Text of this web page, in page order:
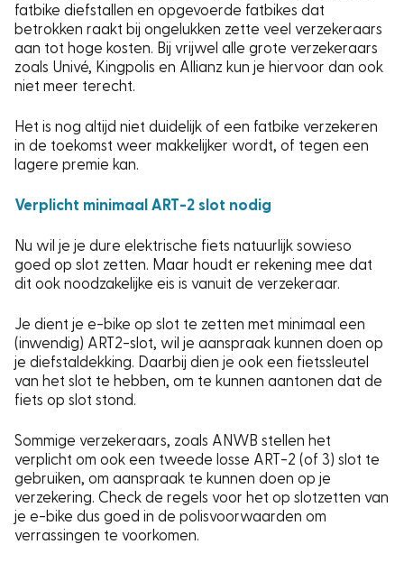
fatbike diefstallen en opgevoerde fatbikes dat
betrokken raakt bij ongelukken zette veel verzekeraars
aan tot hoge kosten. Bij vrijwel alle grote verzekeraars
zoals Univé, Kingpolis en Allianz kun je hiervoor dan ook
niet meer terecht.
Het is nog altijd niet duidelijk of een fatbike verzekeren
in de toekomst weer makkelijker wordt, of tegen een
lagere premie kan.
Verplicht minimaal ART-2 slot nodig
Nu wil je je dure elektrische fiets natuurlijk sowieso
goed op slot zetten. Maar houdt er rekening mee dat
dit ook noodzakelijke eis is vanuit de verzekeraar.
Je dient je e-bike op slot te zetten met minimaal een
(inwendig) ART2-slot, wil je aanspraak kunnen doen op
je diefstaldekking. Daarbij dien je ook een fietssleutel
van het slot te hebben, om te kunnen aantonen dat de
fiets op slot stond.
Sommige verzekeraars, zoals ANWB stellen het
verplicht om ook een tweede losse ART-2 (of 3) slot te
gebruiken, om aanspraak te kunnen doen op je
verzekering. Check de regels voor het op slotzetten van
je e-bike dus goed in de polisvoorwaarden om
verrassingen te voorkomen.